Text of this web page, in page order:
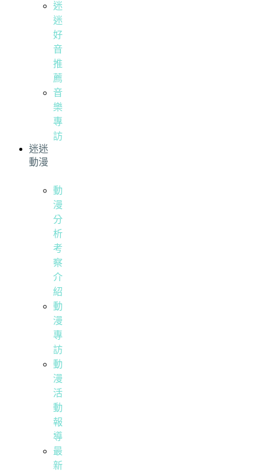
迷
迷
好
音
推
薦
音
樂
專
訪
迷迷
動漫
動
漫
分
析
考
察
介
紹
動
漫
專
訪
動
漫
活
動
報
導
最
新